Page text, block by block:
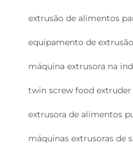
extrusão de alimentos
equipamento de
máquina extrusora na
twin screw food extruder
extrusora de alimentos
máquinas extrusoras de